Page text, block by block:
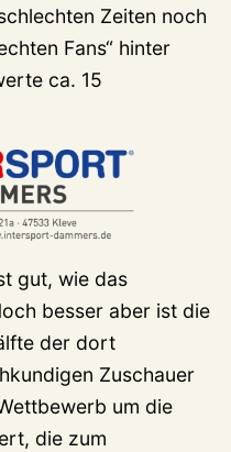
Zeiten noch
Fans“ hinter
ca. 15
gut, wie das
besser aber ist die
der dort
Zuschauer
um die
die zum